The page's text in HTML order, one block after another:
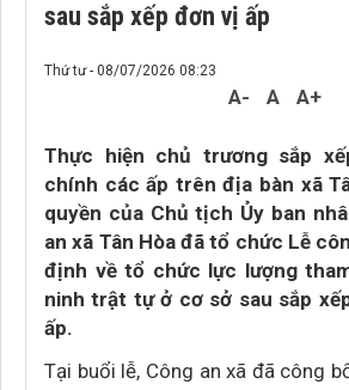
sau sắp xếp đơn vị ấp
Thứ tư - 08/07/2026 08:23
A- A A+
Thực hiện chủ trương sắp
chính các ấp trên địa bàn xã
quyền của Chủ tịch Ủy ban
an xã Tân Hòa đã tổ chức Lễ
định về tổ chức lực lượng
ninh trật tự ở cơ sở sau sắp
ấp.
Tại buổi lễ, Công an xã đã công